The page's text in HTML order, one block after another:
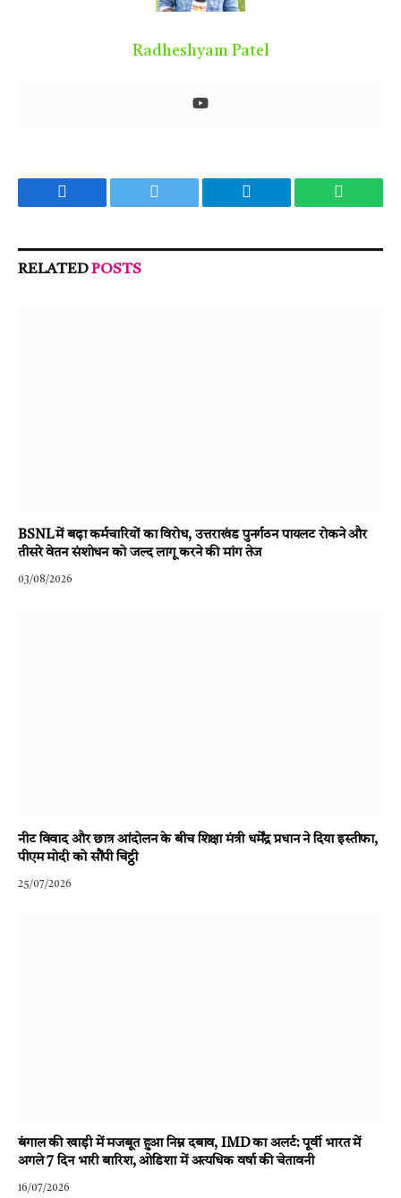
Radheshyam Patel
Facebook Twitter Telegram
RELATEDPOSTS
BSNL में बढ़ा कर्मचारियों का विरोध, उत्तराखंड पुनर्गठन पायलट रोकने और
तीसरे वेतन संशोधन को जल्द लागू करने की मांग तेज
03/08/2026
नीट विवाद और छात्र आंदोलन के बीच शिक्षा मंत्री धर्मेंद्र प्रधान ने दिया इस्तीफा,
पीएम मोदी को सौंपी चिट्ठी
25/07/2026
बंगाल की खाड़ी में मजबूत हुआ निम्न दबाव, IMD का अलर्ट: पूर्वी भारत में
अगले 7 दिन भारी बारिश, ओडिशा में अत्यधिक वर्षा की चेतावनी
16/07/2026